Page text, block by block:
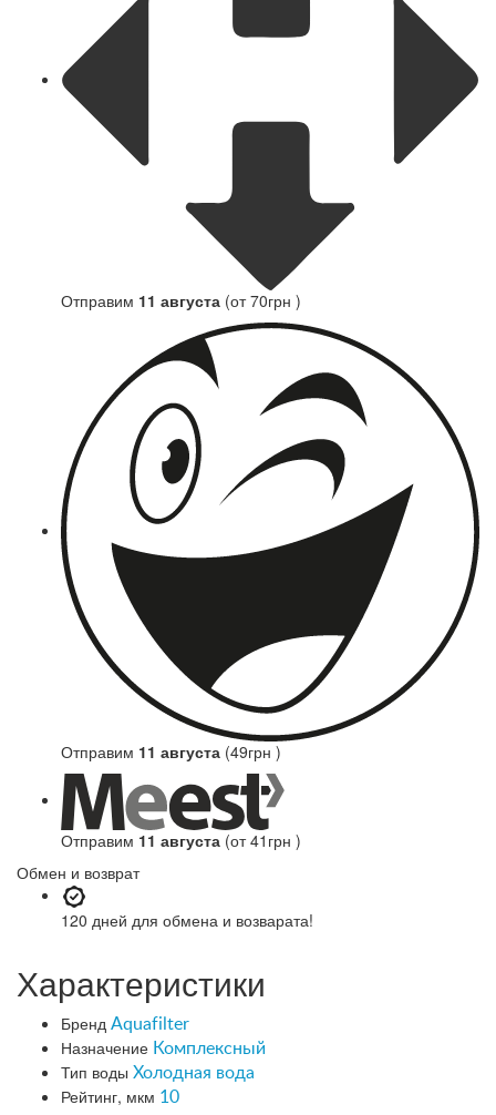
Отправим 11 августа (от 70грн )
Отправим 11 августа (49грн )
Отправим 11 августа (от 41грн )
Обмен и возврат
120 дней для обмена и возварата!
Характеристики
Бренд Aquafilter
Назначение Комплексный
Тип воды Холодная вода
Рейтинг, мкм 10